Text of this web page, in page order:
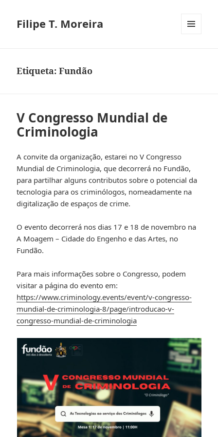
Filipe T. Moreira
Etiqueta:Fundão
V Congresso Mundial de
Criminologia
A convite da organização, estarei no V Congresso
Mundial de Criminologia, que decorrerá no Fundão,
para partilhar alguns contributos sobre o potencial da
tecnologia para os criminólogos, nomeadamente na
digitalização de espaços de crime.
O evento decorrerá nos dias 17 e 18 de novembro na
A Moagem – Cidade do Engenho e das Artes, no
Fundão.
Para mais informações sobre o Congresso, podem
visitar a página do evento em:
https://www.criminology.events/event/v-congresso-
mundial-de-criminologia-8/page/introducao-v-
congresso-mundial-de-criminologia